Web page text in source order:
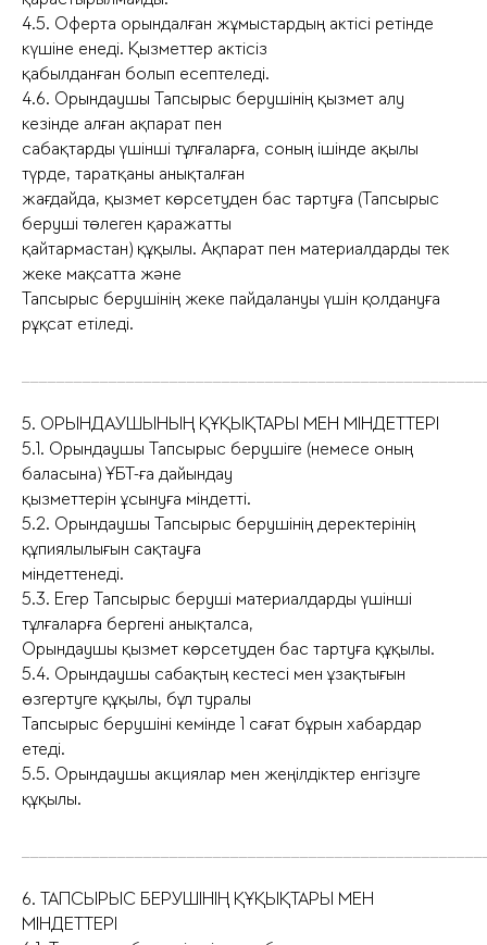
4.5. Оферта орындалған жұмыстардың актісі ретінде
күшіне енеді. Қызметтер актісіз
қабылданған болып есептеледі.
4.6. Орындаушы Тапсырыс берушінің қызмет алу
кезінде алған ақпарат пен
сабақтарды үшінші тұлғаларға, соның ішінде ақылы
түрде, таратқаны анықталған
жағдайда, қызмет көрсетуден бас тартуға (Тапсырыс
беруші төлеген қаражатты
қайтармастан) құқылы. Ақпарат пен материалдарды тек
жеке мақсатта және
Тапсырыс берушінің жеке пайдалануы үшін қолдануға
рұқсат етіледі.
5. ОРЫНДАУШЫНЫҢ ҚҰҚЫҚТАРЫ МЕН МІНДЕТТЕРІ
5.1. Орындаушы Тапсырыс берушіге (немесе оның
баласына) ҰБТ-ға дайындау
қызметтерін ұсынуға міндетті.
5.2. Орындаушы Тапсырыс берушінің деректерінің
құпиялылығын сақтауға
міндеттенеді.
5.3. Егер Тапсырыс беруші материалдарды үшінші
тұлғаларға бергені анықталса,
Орындаушы қызмет көрсетуден бас тартуға құқылы.
5.4. Орындаушы сабақтың кестесі мен ұзақтығын
өзгертуге құқылы, бұл туралы
Тапсырыс берушіні кемінде 1 сағат бұрын хабардар
етеді.
5.5. Орындаушы акциялар мен жеңілдіктер енгізуге
құқылы.
6. ТАПСЫРЫС БЕРУШІНІҢ ҚҰҚЫҚТАРЫ МЕН
МІНДЕТТЕРІ